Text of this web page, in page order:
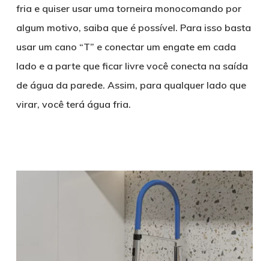
fria e quiser usar uma torneira monocomando por
algum motivo, saiba que é possível. Para isso basta
usar um cano “T” e conectar um engate em cada
lado e a parte que ficar livre você conecta na saída
de água da parede. Assim, para qualquer lado que
virar, você terá água fria.